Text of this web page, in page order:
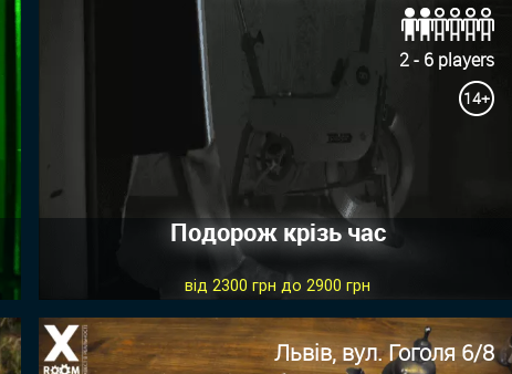
2 - 6 players
14+
Подорож крізь час
від 2300 грн до 2900 грн
Львів, вул. Гоголя 6/8